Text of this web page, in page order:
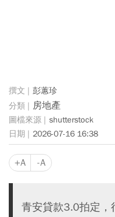
彭蕙珍
房地產
shutterstock
2026-07-16 16:38
+A -A
青安貸款3.0拍定，